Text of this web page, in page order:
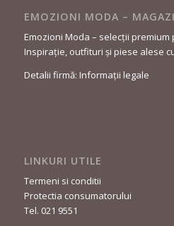
EMOZIONI MODA –
Emozioni Moda – selecții
Inspirație, outfituri și piese alese
Detalii firmă: Informații legale
LINKURI UTILE
Termeni si conditii
Protectia consumatorului
Tel. 021 9551